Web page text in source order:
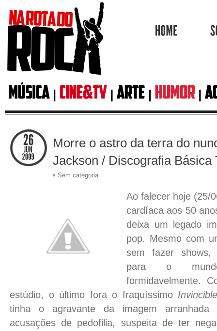
Morre o astro da terra do
Jackson / Discografia Básica
Sem categoria
Ao falecer hoje (25/
cardíaca aos 50
deixa um legado
pop. Mesmo com
sem fazer
para o
formidavelmente.
estúdio, o último fora o fraquíssimo
tinha o agravante da imagem
acusações de pedofilia, suspeita de ter